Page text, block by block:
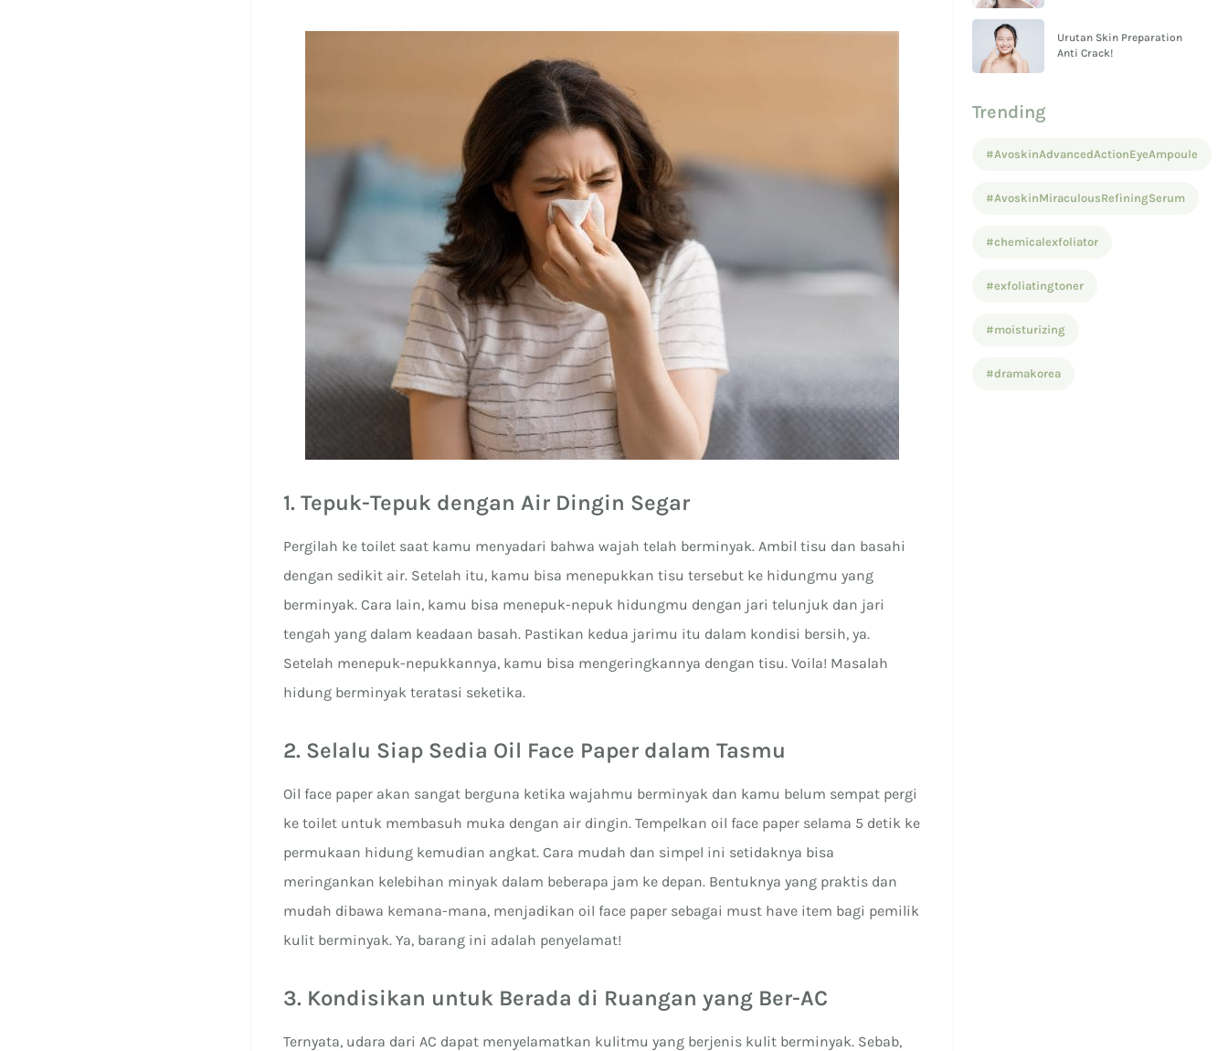
1. Tepuk-Tepuk dengan Air Dingin Segar
Pergilah ke toilet saat kamu menyadari bahwa wajah telah berminyak. Ambil tisu dan basahi
dengan sedikit air. Setelah itu, kamu bisa menepukkan tisu tersebut ke hidungmu yang
berminyak. Cara lain, kamu bisa menepuk-nepuk hidungmu dengan jari telunjuk dan jari
tengah yang dalam keadaan basah. Pastikan kedua jarimu itu dalam kondisi bersih, ya.
Setelah menepuk-nepukkannya, kamu bisa mengeringkannya dengan tisu. Voila! Masalah
hidung berminyak teratasi seketika.
2. Selalu Siap Sedia Oil Face Paper dalam Tasmu
Oil face paper akan sangat berguna ketika wajahmu berminyak dan kamu belum sempat pergi
ke toilet untuk membasuh muka dengan air dingin. Tempelkan oil face paper selama 5 detik ke
permukaan hidung kemudian angkat. Cara mudah dan simpel ini setidaknya bisa
meringankan kelebihan minyak dalam beberapa jam ke depan. Bentuknya yang praktis dan
mudah dibawa kemana-mana, menjadikan oil face paper sebagai must have item bagi pemilik
kulit berminyak. Ya, barang ini adalah penyelamat!
3. Kondisikan untuk Berada di Ruangan yang Ber-AC
Ternyata, udara dari AC dapat menyelamatkan kulitmu yang berjenis kulit berminyak. Sebab,
Urutan Skin Preparation
Anti Crack!
Trending
#AvoskinAdvancedActionEyeAmpoule
#AvoskinMiraculousRefiningSerum
#chemicalexfoliator
#exfoliatingtoner
#moisturizing
#dramakorea